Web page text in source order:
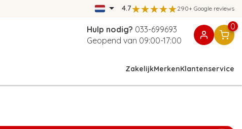
4.7 290+ Google reviews
Hulp nodig? 033-699693
Geopend van 09:00-17:00
0
ZakelijkMerkenKlantenservice